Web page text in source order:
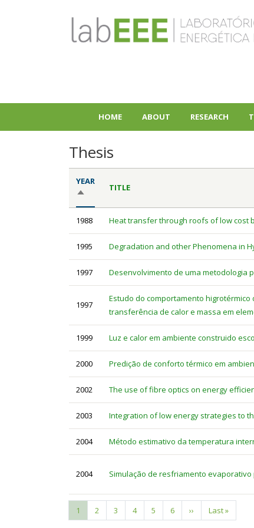
HOME ABOUT RESEARCH
Thesis
YEAR
SORT
DESCENDING
TITLE
1988 Heat transfer through roofs of low cost
1995 Degradation and other Phenomena in
1997 Desenvolvimento de uma metodologia
1997
Estudo do comportamento
transferência de calor e massa em
1999 Luz e calor em ambiente construido
2000 Predição de conforto térmico em
2002 The use of fibre optics on energy
2003 Integration of low energy strategies to
2004 Método estimativo da temperatura
2004 Simulação de resfriamento
Pagination
Current
page
1 Page
2 Page
3 Page
4 Page
5 Page
6
Next
page
››
Last
page
Last »